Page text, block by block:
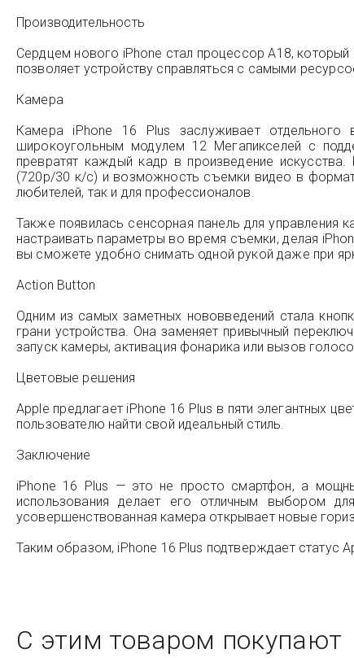
Производительность
Сердцем нового iPhone стал процессор A18,
позволяет устройству справляться с самыми
Камера
Камера iPhone 16 Plus заслуживает
широкоугольным модулем 12 Мегапикселей с
превратят каждый кадр в произведение
(720p/30 к/с) и возможность съемки видео в
любителей, так и для профессионалов.
Также появилась сенсорная панель для управления
настраивать параметры во время съемки, делая
вы сможете удобно снимать одной рукой даже при
Action Button
Одним из самых заметных нововведений стала
грани устройства. Она заменяет привычный
запуск камеры, активация фонарика или вызов
Цветовые решения
Apple предлагает iPhone 16 Plus в пяти элегантных
пользователю найти свой идеальный стиль.
Заключение
iPhone 16 Plus — это не просто смартфон, а
использования делает его отличным выбором
усовершенствованная камера открывает новые
Таким образом, iPhone 16 Plus подтверждает статус
С этим товаром покупают